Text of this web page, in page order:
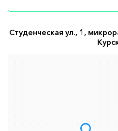
Студенческая ул., 1,